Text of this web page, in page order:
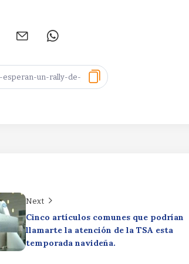
Next
Cinco artículos comunes que podrían
llamarte la atención de la TSA esta
temporada navideña.